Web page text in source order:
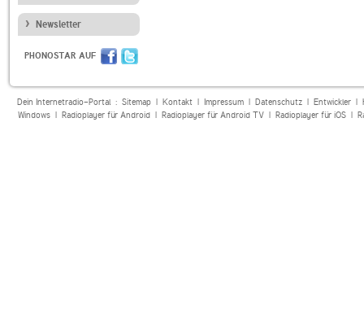
Newsletter
PHONOSTAR AUF
Dein Internetradio-Portal : Sitemap| Kontakt| Impressum| Datenschutz| Entwickler|
Windows| Radioplayer für Android| Radioplayer für Android TV| Radioplayer für iOS|